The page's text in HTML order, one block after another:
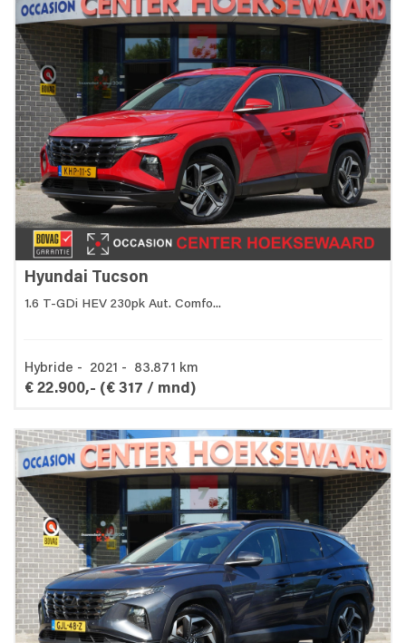
Hyundai Tucson
1.6 T-GDi HEV 230pk Aut. Comfo...
Hybride - 2021 - 83.871 km
€ 22.900,- (€ 317 / mnd)